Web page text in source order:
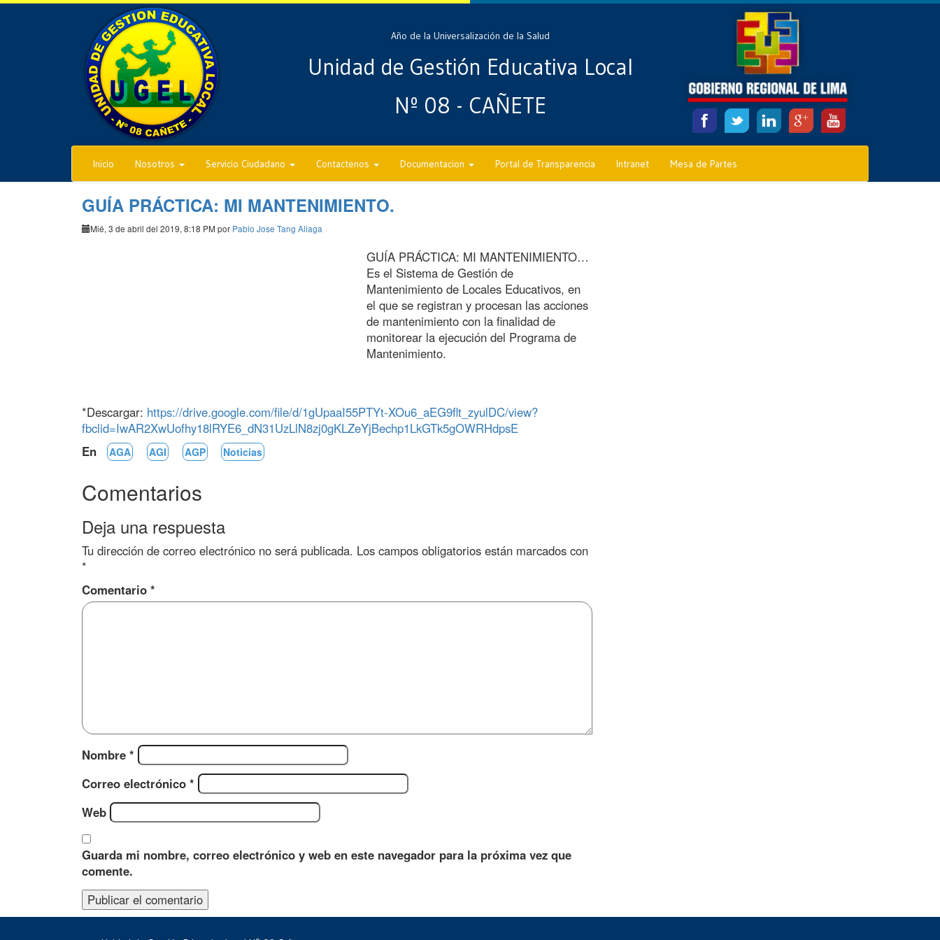
Año de la Universalización de la Salud
Unidad de Gestión Educativa Local
Nº 08 - CAÑETE
Inicio Nosotros Servicio Ciudadano Contactenos Documentacion Portal de Transparencia Intranet Mesa de Partes
GUÍA PRÁCTICA: MI MANTENIMIENTO.
Mié, 3 de abril del 2019, 8:18 PM por Pablo Jose Tang Aliaga
GUÍA PRÁCTICA: MI MANTENIMIENTO…
Es el Sistema de Gestión de
Mantenimiento de Locales Educativos, en
el que se registran y procesan las acciones
de mantenimiento con la finalidad de
monitorear la ejecución del Programa de
Mantenimiento.
*Descargar: https://drive.google.com/file/d/1gUpaaI55PTYt-XOu6_aEG9flt_zyulDC/view?
fbclid=IwAR2XwUofhy18lRYE6_dN31UzLlN8zj0gKLZeYjBechp1LkGTk5gOWRHdpsE
En
AGA AGI AGP Noticias
Comentarios
Deja una respuesta
Tu dirección de correo electrónico no será publicada. Los campos obligatorios están marcados con
*
Comentario *
Nombre *
Correo electrónico *
Web
Guarda mi nombre, correo electrónico y web en este navegador para la próxima vez que
comente.